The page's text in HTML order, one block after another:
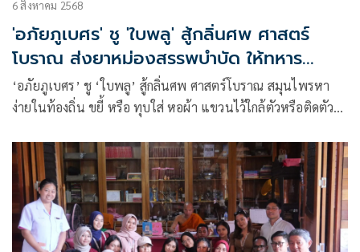
6 สิงหาคม 2568
'อภัยภูเบศร' ชู 'ใบพลู' สู้กลิ่นศพ ศาสตร์
โบราณ ส่งยาหม่องสรรพบำบัด ให้ทหาร
ชายแดน
‘อภัยภูเบศร’ ชู ‘ใบพลู’ สู้กลิ่นศพ ศาสตร์โบราณ สมุนไพรหา
ง่ายในท้องถิ่น ขยี้ หรือ ทุบใส่ หอผ้า แขวนไว้ใกล้ตัวหรือติดตัวก็
เวียน แมลงกัดต่อย ให้ทหารชายแดน